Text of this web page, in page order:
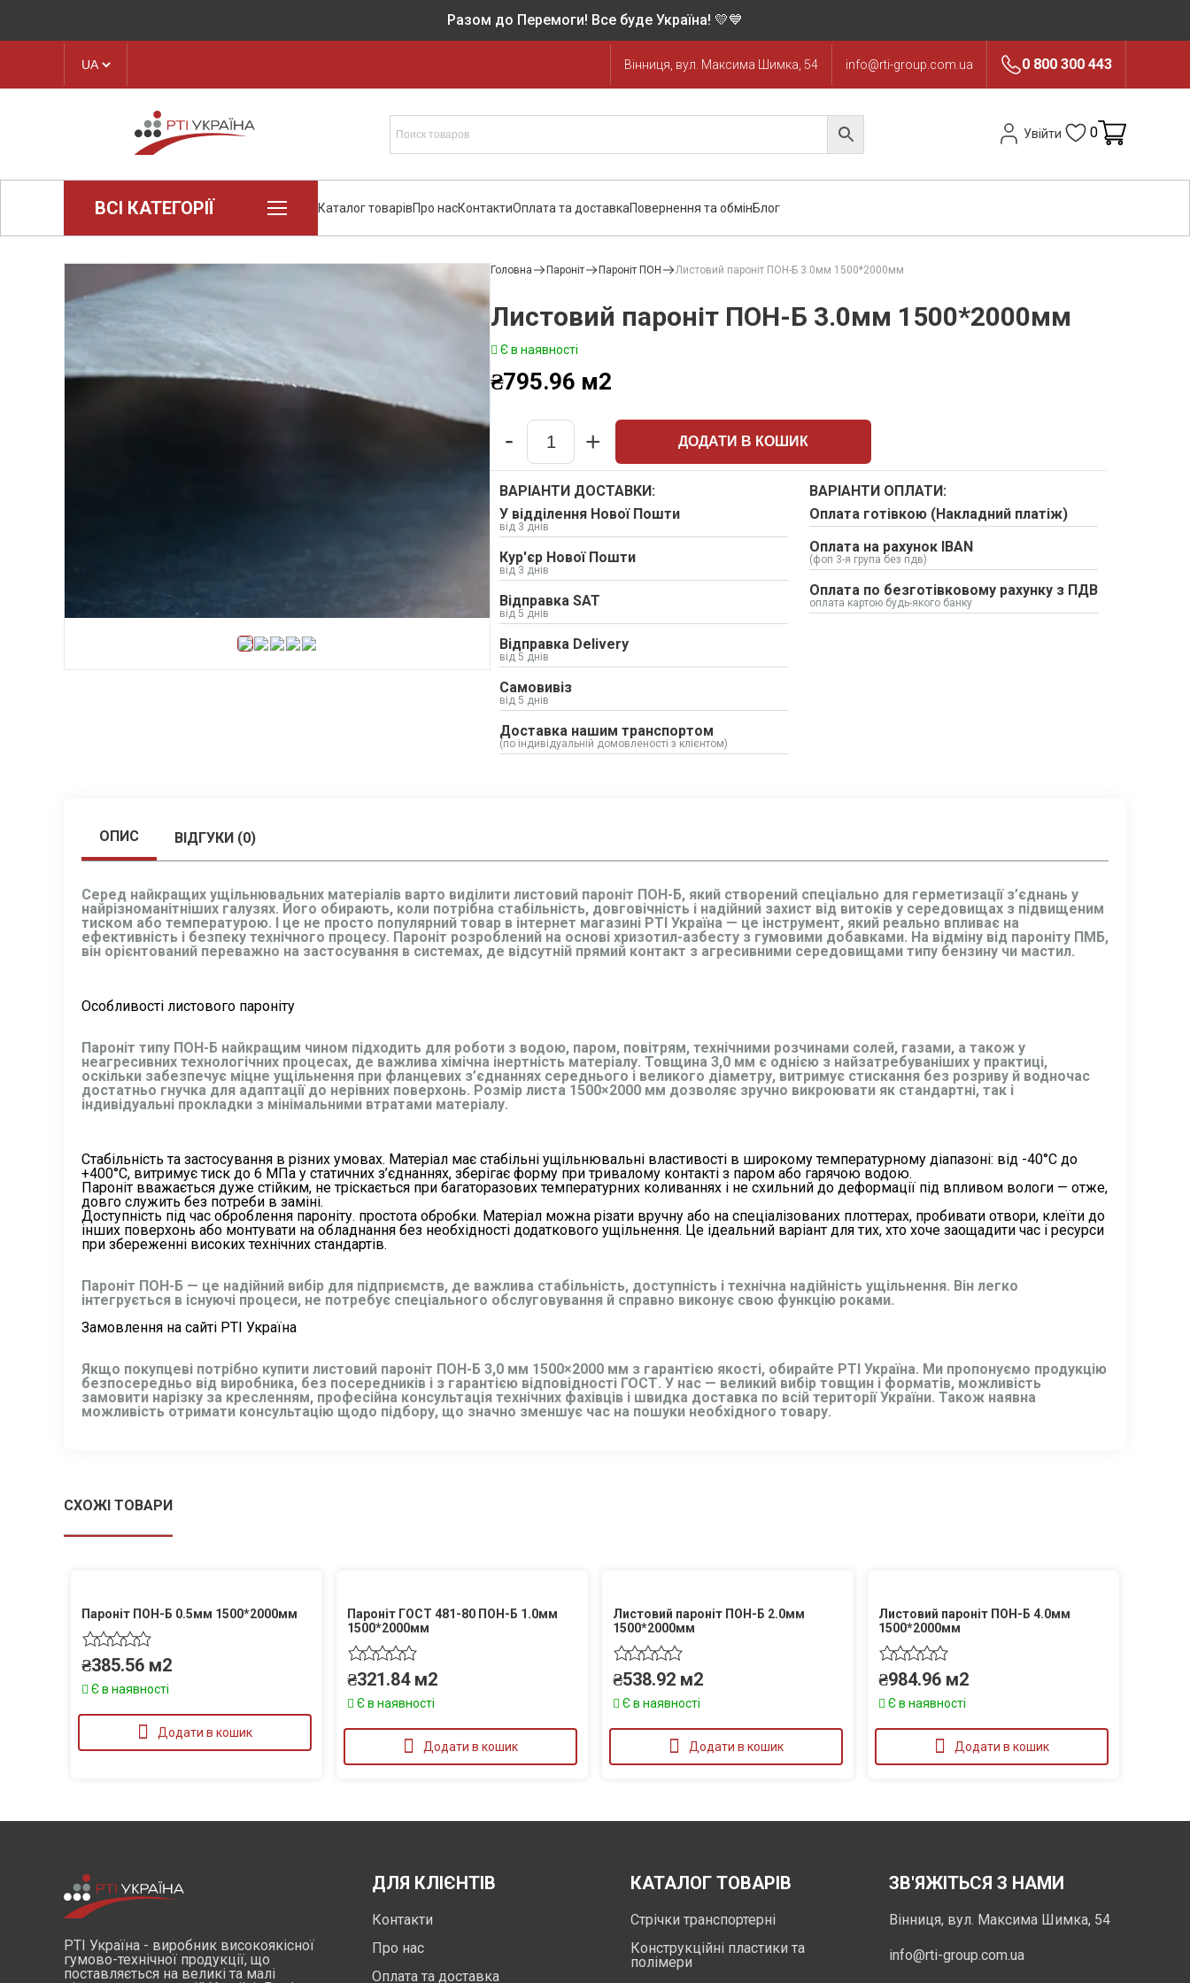
Разом до Перемоги! Все буде Україна! 💛💙
Вінниця, вул. Максима Шимка, 54 info@rti-group.com.ua 0 800 300 443
Увійти 0
ВСІ КАТЕГОРІЇ
Пароніт
Техпластина, листова гума
Стрічки транспортерні
Рукава і шланги
Каталог товарівПро насКонтактиОплата та доставкаПовернення та обмінБлог
Головна Пароніт Пароніт ПОН Листовий пароніт ПОН-Б 3.0мм 1500*2000мм
Листовий пароніт ПОН-Б 3.0мм 1500*2000мм
Є в наявності
₴795.96 м2
Quantity
- + ДОДАТИ В КОШИК
ВАРІАНТИ ДОСТАВКИ:
У відділення Нової Пошти
від 3 днів
Кур'єр Нової Пошти
від 3 днів
Відправка SAT
від 5 днів
Відправка Delivery
від 5 днів
Самовивіз
від 5 днів
Доставка нашим транспортом
(по індивідуальній домовленості з клієнтом)
ВАРІАНТИ ОПЛАТИ:
Оплата готівкою (Накладний платіж)
Оплата на рахунок IBAN
(фоп 3-я група без пдв)
Оплата по безготівковому рахунку з ПДВ
оплата картою будь-якого банку
ОПИС ВІДГУКИ (0)
Серед найкращих ущільнювальних матеріалів варто виділити листовий пароніт ПОН-Б, який створений спеціально для герметизації з’єднань у
найрізноманітніших галузях. Його обирають, коли потрібна стабільність, довговічність і надійний захист від витоків у середовищах з підвищеним
тиском або температурою. І це не просто популярний товар в інтернет магазині РТІ Україна — це інструмент, який реально впливає на
ефективність і безпеку технічного процесу. Пароніт розроблений на основі хризотил-азбесту з гумовими добавками. На відміну від пароніту ПМБ,
він орієнтований переважно на застосування в системах, де відсутній прямий контакт з агресивними середовищами типу бензину чи мастил.
Особливості листового пароніту
Пароніт типу ПОН-Б найкращим чином підходить для роботи з водою, паром, повітрям, технічними розчинами солей, газами, а також у
неагресивних технологічних процесах, де важлива хімічна інертність матеріалу. Товщина 3,0 мм є однією з найзатребуваніших у практиці,
оскільки забезпечує міцне ущільнення при фланцевих з’єднаннях середнього і великого діаметру, витримує стискання без розриву й водночас
достатньо гнучка для адаптації до нерівних поверхонь. Розмір листа 1500×2000 мм дозволяє зручно викроювати як стандартні, так і
індивідуальні прокладки з мінімальними втратами матеріалу.
Стабільність та застосування в різних умовах. Матеріал має стабільні ущільнювальні властивості в широкому температурному діапазоні: від -40°C до
+400°C, витримує тиск до 6 МПа у статичних з’єднаннях, зберігає форму при тривалому контакті з паром або гарячою водою.
Пароніт вважається дуже стійким, не тріскається при багаторазових температурних коливаннях і не схильний до деформації під впливом вологи — отже,
довго служить без потреби в заміні.
Доступність під час оброблення пароніту. простота обробки. Матеріал можна різати вручну або на спеціалізованих плоттерах, пробивати отвори, клеїти до
інших поверхонь або монтувати на обладнання без необхідності додаткового ущільнення. Це ідеальний варіант для тих, хто хоче заощадити час і ресурси
при збереженні високих технічних стандартів.
Пароніт ПОН-Б — це надійний вибір для підприємств, де важлива стабільність, доступність і технічна надійність ущільнення. Він легко
інтегрується в існуючі процеси, не потребує спеціального обслуговування й справно виконує свою функцію роками.
Замовлення на сайті РТІ Україна
Якщо покупцеві потрібно купити листовий пароніт ПОН-Б 3,0 мм 1500×2000 мм з гарантією якості, обирайте РТІ Україна. Ми пропонуємо продукцію
безпосередньо від виробника, без посередників і з гарантією відповідності ГОСТ. У нас — великий вибір товщин і форматів, можливість
замовити нарізку за кресленням, професійна консультація технічних фахівців і швидка доставка по всій території України. Також наявна
можливість отримати консультацію щодо підбору, що значно зменшує час на пошуки необхідного товару.
СХОЖІ ТОВАРИ
Пароніт ПОН-Б 0.5мм 1500*2000мм
₴385.56 м2
Є в наявності
Додати в кошик
Пароніт ГОСТ 481-80 ПОН-Б 1.0мм
1500*2000мм
₴321.84 м2
Є в наявності
Додати в кошик
Листовий пароніт ПОН-Б 2.0мм
1500*2000мм
₴538.92 м2
Є в наявності
Додати в кошик
Листовий пароніт ПОН-Б 4.0мм
1500*2000мм
₴984.96 м2
Є в наявності
Додати в кошик
РТІ Україна - виробник високоякісної
гумово-технічної продукції, що
поставляється на великі та малі
ДЛЯ КЛІЄНТІВ
Контакти
Про нас
Оплата та доставка
КАТАЛОГ ТОВАРІВ
Стрічки транспортерні
Конструкційні пластики та
полімери
ЗВ'ЯЖІТЬСЯ З НАМИ
Вінниця, вул. Максима Шимка, 54
info@rti-group.com.ua